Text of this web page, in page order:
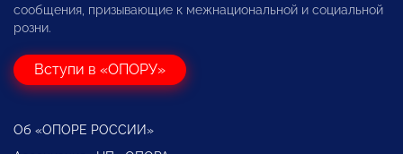
сообщения, призывающие к межнациональной и социальной
розни.
Вступи в «ОПОРУ»
Об «ОПОРЕ РОССИИ»